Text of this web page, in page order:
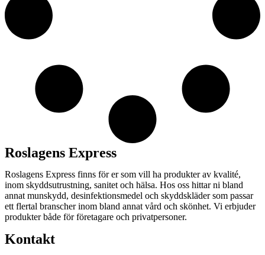
Roslagens Express
Roslagens Express finns för er som vill ha produkter av kvalité,
inom skyddsutrustning, sanitet och hälsa. Hos oss hittar ni bland
annat munskydd, desinfektionsmedel och skyddskläder som passar
ett flertal branscher inom bland annat vård och skönhet. Vi erbjuder
produkter både för företagare och privatpersoner.
Kontakt